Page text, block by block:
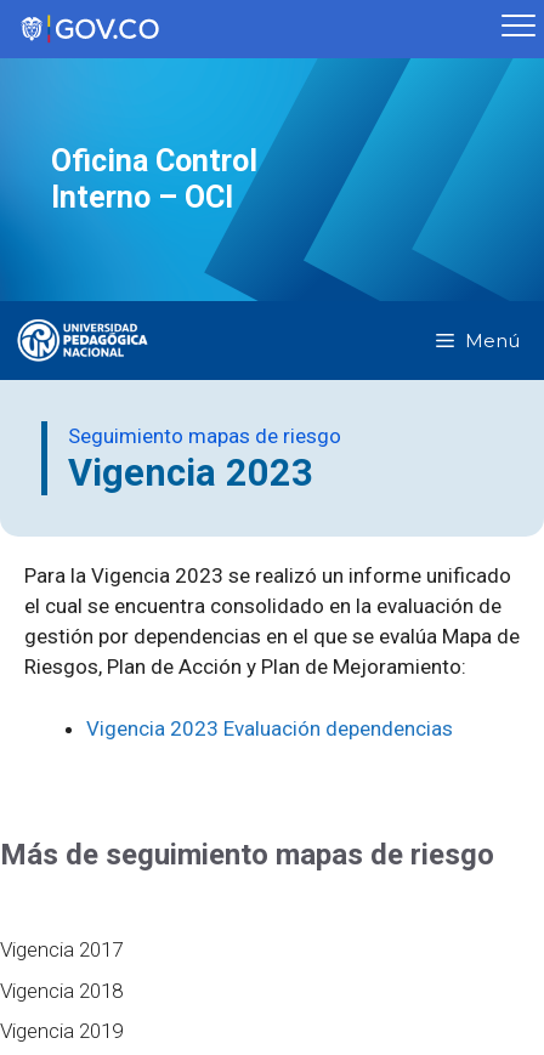
Saltar
Oficina Control
Interno – OCI
Menú
Seguimiento mapas de riesgo
Vigencia 2023
Para la Vigencia 2023 se realizó un informe unificado
el cual se encuentra consolidado en la evaluación de
gestión por dependencias en el que se evalúa Mapa de
Riesgos, Plan de Acción y Plan de Mejoramiento:
Vigencia 2023 Evaluación dependencias
Más de seguimiento mapas de riesgo
Vigencia 2017
Vigencia 2018
Vigencia 2019